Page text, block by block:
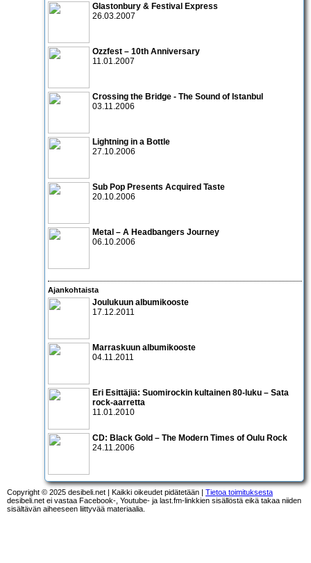
Glastonbury & Festival Express
26.03.2007
Ozzfest – 10th Anniversary
11.01.2007
Crossing the Bridge - The Sound of Istanbul
03.11.2006
Lightning in a Bottle
27.10.2006
Sub Pop Presents Acquired Taste
20.10.2006
Metal – A Headbangers Journey
06.10.2006
Ajankohtaista
Joulukuun albumikooste
17.12.2011
Marraskuun albumikooste
04.11.2011
Eri Esittäjiä: Suomirockin kultainen 80-luku – Sata
rock-aarretta
11.01.2010
CD: Black Gold – The Modern Times of Oulu Rock
24.11.2006
Copyright © 2025 desibeli.net | Kaikki oikeudet pidätetään | Tietoa toimituksesta
desibeli.net ei vastaa Facebook-, Youtube- ja last.fm-linkkien sisällöstä eikä takaa niiden
sisältävän aiheeseen liittyvää materiaalia.